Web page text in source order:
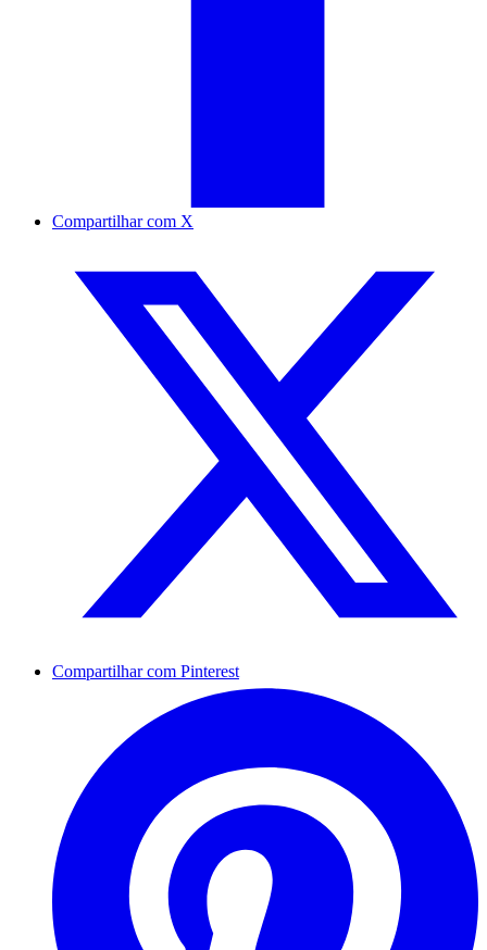
Compartilhar com X
Compartilhar com Pinterest